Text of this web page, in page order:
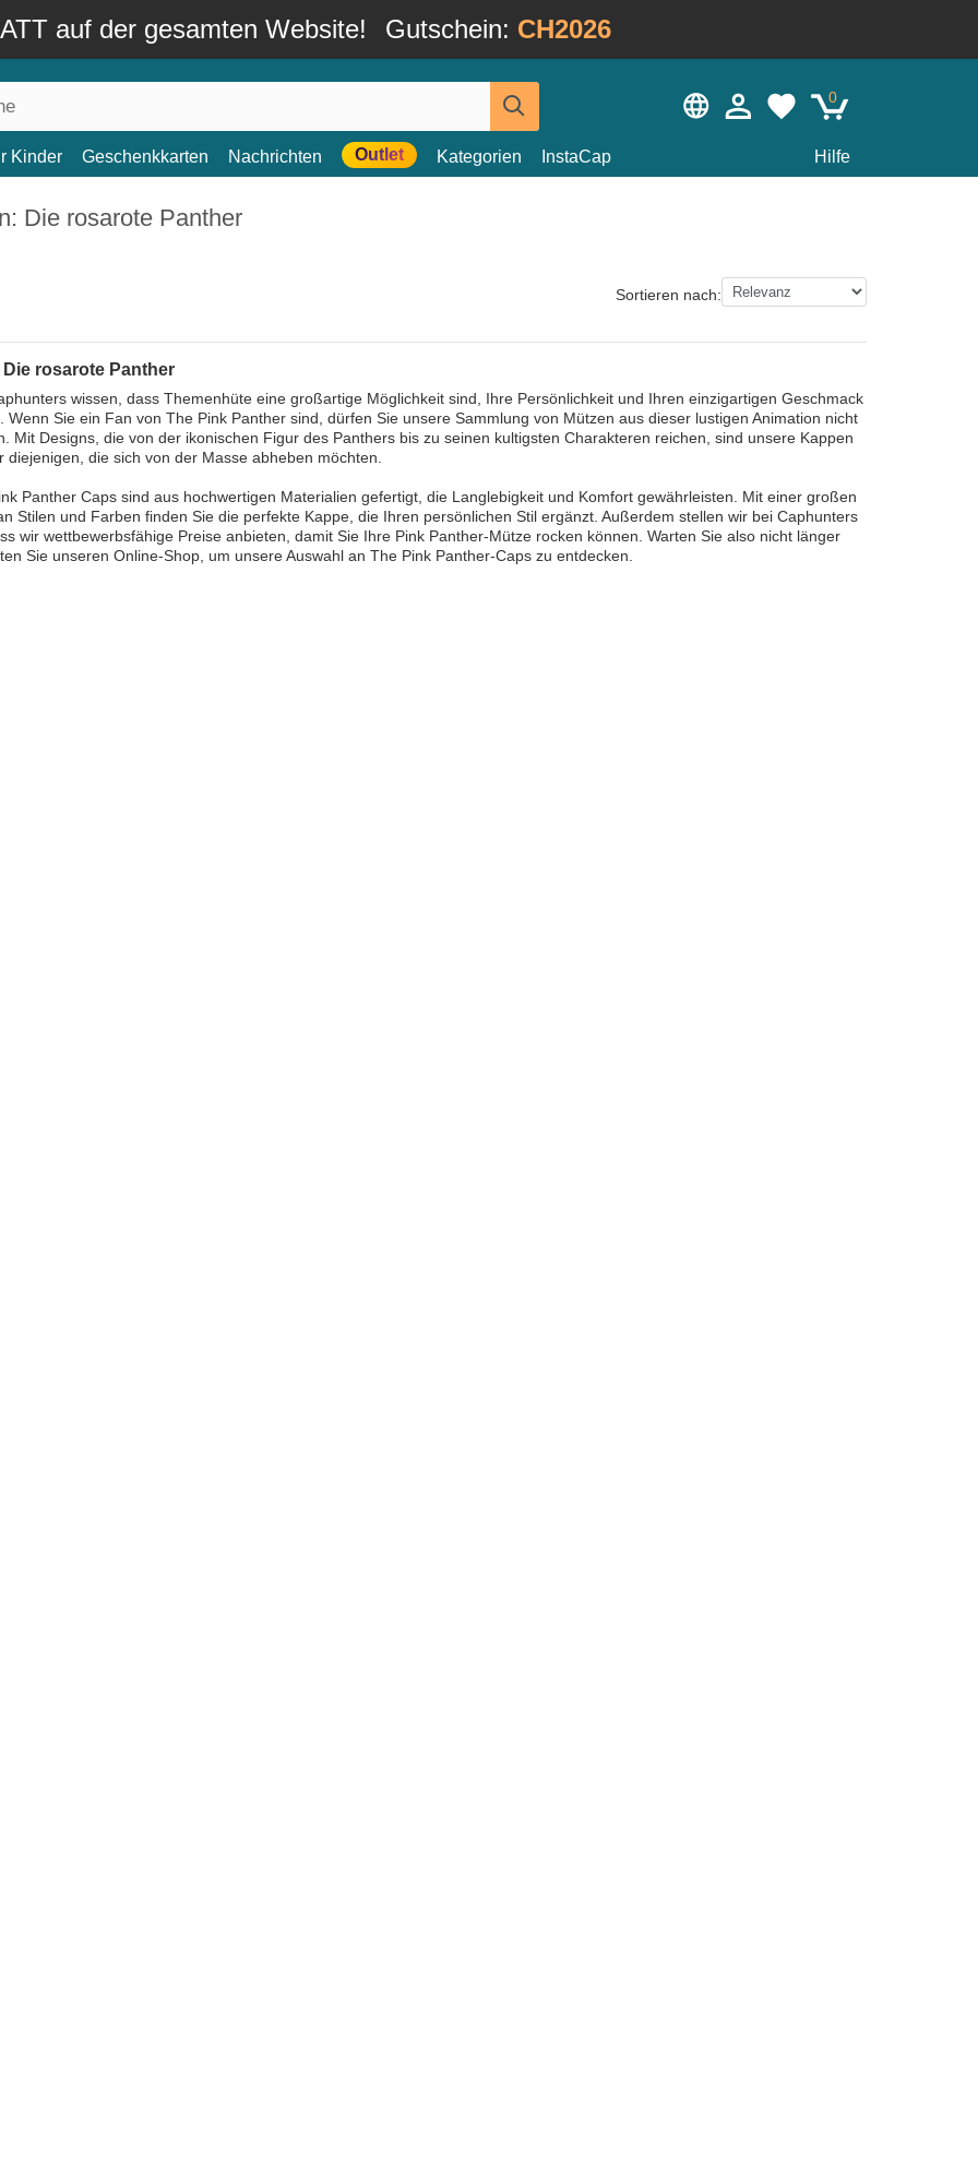
auf der gesamten Website! Gutschein: CH2026
0
Kinder Geschenkkarten Nachrichten Outlet Kategorien InstaCap Hilfe
Die rosarote Panther
Sortieren nach:
Die rosarote Panther
wissen, dass Themenhüte eine großartige Möglichkeit sind, Ihre Persönlichkeit und Ihren einzigartigen Geschmack
Wenn Sie ein Fan von The Pink Panther sind, dürfen Sie unsere Sammlung von Mützen aus dieser lustigen Animation nicht
Mit Designs, die von der ikonischen Figur des Panthers bis zu seinen kultigsten Charakteren reichen, sind unsere Kappen
diejenigen, die sich von der Masse abheben möchten.
Panther Caps sind aus hochwertigen Materialien gefertigt, die Langlebigkeit und Komfort gewährleisten. Mit einer großen
Stilen und Farben finden Sie die perfekte Kappe, die Ihren persönlichen Stil ergänzt. Außerdem stellen wir bei Caphunters
wir wettbewerbsfähige Preise anbieten, damit Sie Ihre Pink Panther-Mütze rocken können. Warten Sie also nicht länger
Sie unseren Online-Shop, um unsere Auswahl an The Pink Panther-Caps zu entdecken.